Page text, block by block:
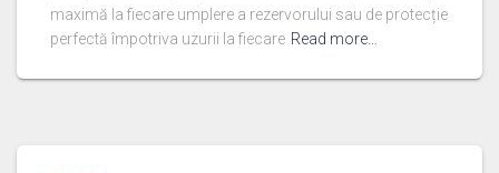
maximă la fiecare umplere a rezervorului sau de protecție
perfectă împotriva uzurii la fiecare Read more…